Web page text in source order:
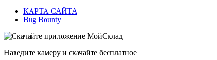
КАРТА САЙТА
Bug Bounty
Наведите камеру и скачайте бесплатное